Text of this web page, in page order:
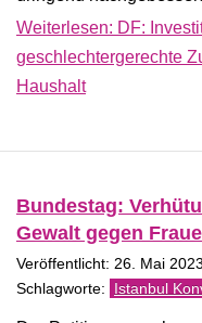
Weiterlesen: DF:
geschlechtergerechte
Haushalt
Bundestag:
Gewalt gegen
Veröffentlicht: 26. Mai 2023
Istanbul